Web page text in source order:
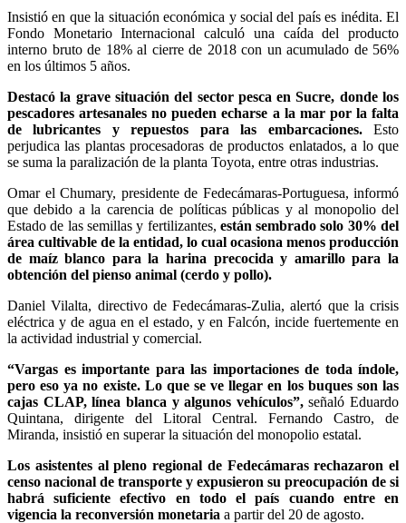
Insistió en que la situación económica y social del país es inédita. El
Fondo Monetario Internacional calculó una caída del producto
interno bruto de 18% al cierre de 2018 con un acumulado de 56%
en los últimos 5 años.
Destacó la grave situación del sector pesca en Sucre, donde los
pescadores artesanales no pueden echarse a la mar por la falta
de lubricantes y repuestos para las embarcaciones. Esto
perjudica las plantas procesadoras de productos enlatados, a lo que
se suma la paralización de la planta Toyota, entre otras industrias.
Omar el Chumary, presidente de Fedecámaras-Portuguesa, informó
que debido a la carencia de políticas públicas y al monopolio del
Estado de las semillas y fertilizantes, están sembrado solo 30% del
área cultivable de la entidad, lo cual ocasiona menos producción
de maíz blanco para la harina precocida y amarillo para la
obtención del pienso animal (cerdo y pollo).
Daniel Vilalta, directivo de Fedecámaras-Zulia, alertó que la crisis
eléctrica y de agua en el estado, y en Falcón, incide fuertemente en
la actividad industrial y comercial.
“Vargas es importante para las importaciones de toda índole,
pero eso ya no existe. Lo que se ve llegar en los buques son las
cajas CLAP, línea blanca y algunos vehículos”,señaló Eduardo
Quintana, dirigente del Litoral Central. Fernando Castro, de
Miranda, insistió en superar la situación del monopolio estatal.
Los asistentes al pleno regional de Fedecámaras rechazaron el
censo nacional de transporte y expusieron su preocupación de si
habrá suficiente efectivo en todo el país cuando entre en
vigencia la reconversión monetaria a partir del 20 de agosto.